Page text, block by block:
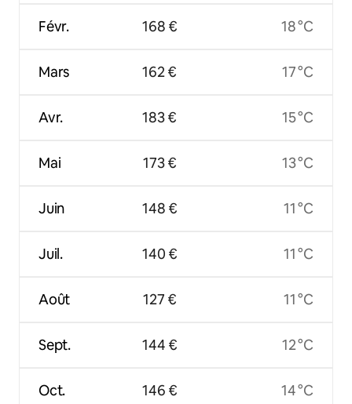
Févr.
Mars
Avr.
Mai
Juin
Juil.
Août
Sept.
Oct.
168 €
162 €
183 €
173 €
148 €
140 €
127 €
144 €
146 €
18 °C
17 °C
15 °C
13 °C
11 °C
11 °C
11 °C
12 °C
14 °C